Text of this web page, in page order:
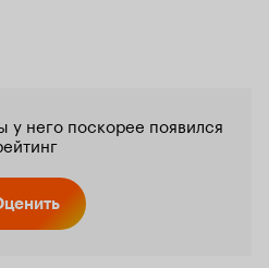
у него поскорее появился